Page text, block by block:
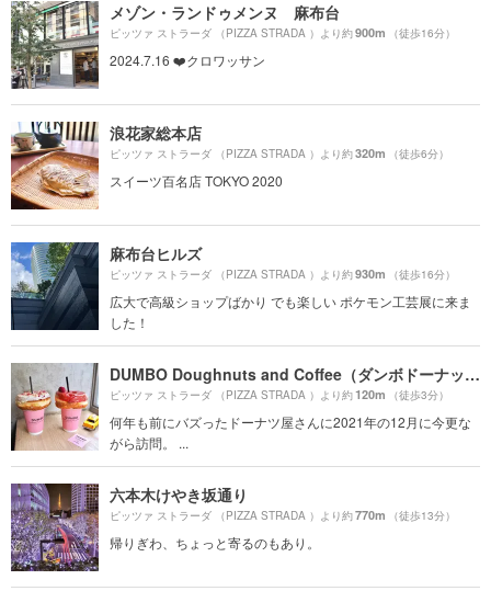
メゾン・ランドゥメンヌ 麻布台
ピッツァ ストラーダ （PIZZA STRADA ）より約900m （徒歩16分）
2024.7.16 ❤️クロワッサン
浪花家総本店
ピッツァ ストラーダ （PIZZA STRADA ）より約320m （徒歩6分）
スイーツ百名店 TOKYO 2020
麻布台ヒルズ
ピッツァ ストラーダ （PIZZA STRADA ）より約930m （徒歩16分）
広大で高級ショップばかり でも楽しい ポケモン工芸展に来ま
した！
DUMBO Doughnuts and Coffee（ダンボドーナッツ＆コーヒー）
ピッツァ ストラーダ （PIZZA STRADA ）より約120m （徒歩3分）
何年も前にバズったドーナツ屋さんに2021年の12月に今更な
がら訪問。 ...
六本木けやき坂通り
ピッツァ ストラーダ （PIZZA STRADA ）より約770m （徒歩13分）
帰りぎわ、ちょっと寄るのもあり。